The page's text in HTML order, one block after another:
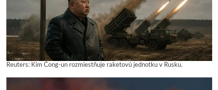
Reuters: Kim Čong-un rozmiestňuje raketovú jednotku v Rusku.